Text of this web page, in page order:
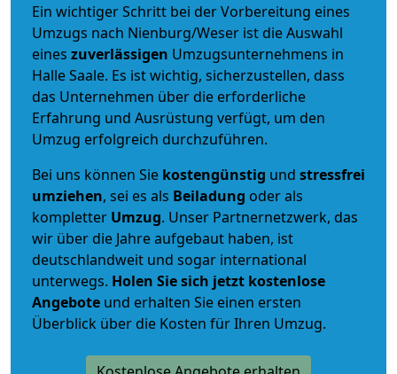
Ein wichtiger Schritt bei der Vorbereitung eines
Umzugs nach Nienburg/Weser ist die Auswahl
eines zuverlässigen Umzugsunternehmens in
Halle Saale. Es ist wichtig, sicherzustellen, dass
das Unternehmen über die erforderliche
Erfahrung und Ausrüstung verfügt, um den
Umzug erfolgreich durchzuführen.
Bei uns können Sie kostengünstig und stressfrei
umziehen, sei es als Beiladung oder als
kompletter Umzug. Unser Partnernetzwerk, das
wir über die Jahre aufgebaut haben, ist
deutschlandweit und sogar international
unterwegs. Holen Sie sich jetzt kostenlose
Angebote und erhalten Sie einen ersten
Überblick über die Kosten für Ihren Umzug.